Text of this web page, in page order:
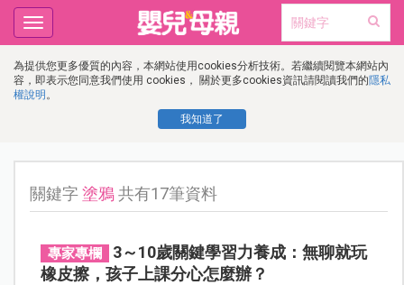
為提供您更多優質的內容，本網站使用cookies分析技術。若繼續閱覽本網站內
容，即表示您同意我們使用 cookies， 關於更多cookies資訊請閱讀我們的隱私
權說明 。
我知道了
Toggle
navigation
關鍵字塗鴉共有17筆資料
專家專欄
3～10歲關鍵學習力養成：無聊就玩
橡皮擦，孩子上課分心怎麼辦？